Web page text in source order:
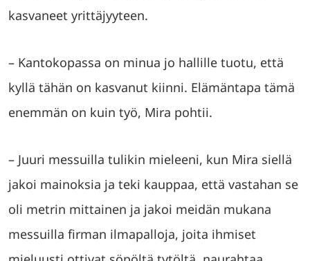
kasvaneet yrittäjyyteen.
– Kantokopassa on minua jo hallille tuotu, että
kyllä tähän on kasvanut kiinni. Elämäntapa tämä
enemmän on kuin työ, Mira pohtii.
– Juuri messuilla tulikin mieleeni, kun Mira siellä
jakoi mainoksia ja teki kauppaa, että vastahan se
oli metrin mittainen ja jakoi meidän mukana
messuilla firman ilmapalloja, joita ihmiset